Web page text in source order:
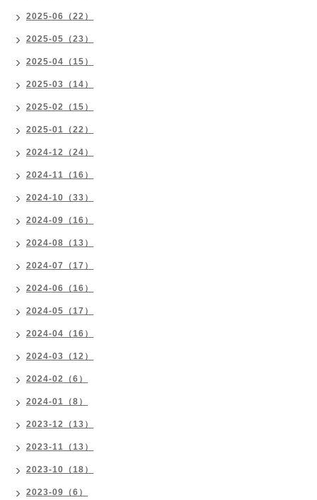
2025-06（22）
2025-05（23）
2025-04（15）
2025-03（14）
2025-02（15）
2025-01（22）
2024-12（24）
2024-11（16）
2024-10（33）
2024-09（16）
2024-08（13）
2024-07（17）
2024-06（16）
2024-05（17）
2024-04（16）
2024-03（12）
2024-02（6）
2024-01（8）
2023-12（13）
2023-11（13）
2023-10（18）
2023-09（6）